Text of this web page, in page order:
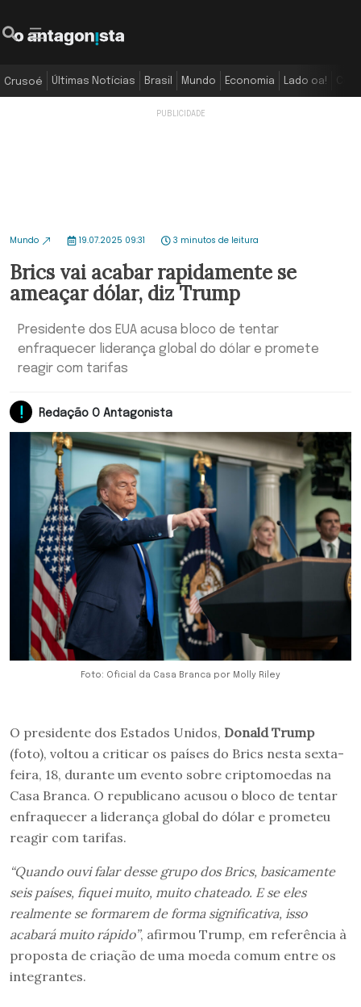
Crusoé Últimas Notícias Brasil Mundo Economia Lado oa!
Mundo 19.07.2025 09:31 3 minutos de leitura
Brics vai acabar rapidamente se
ameaçar dólar, diz Trump
Presidente dos EUA acusa bloco de tentar
enfraquecer liderança global do dólar e promete
reagir com tarifas
Redação O Antagonista
Foto: Oficial da Casa Branca por Molly Riley
O presidente dos Estados Unidos, Donald Trump
(foto), voltou a criticar os países do Brics nesta sexta-
feira, 18, durante um evento sobre criptomoedas na
Casa Branca. O republicano acusou o bloco de tentar
enfraquecer a liderança global do dólar e prometeu
reagir com tarifas.
“Quando ouvi falar desse grupo dos Brics, basicamente
seis países, fiquei muito, muito chateado. E se eles
realmente se formarem de forma significativa, isso
acabará muito rápido”, afirmou Trump, em referência à
proposta de criação de uma moeda comum entre os
integrantes.